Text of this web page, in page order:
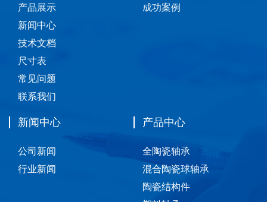
产品展示
新闻中心
技术文档
尺寸表
常见问题
联系我们
成功案例
新闻中心
公司新闻
行业新闻
产品中心
全陶瓷轴承
混合陶瓷球轴承
陶瓷结构件